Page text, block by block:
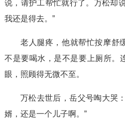
说，请护工帮忙就行了。万松却
我还是得去。”
老人腿疼，他就帮忙按摩舒
不是要喝水，是不是要上厕所。
眼，照顾得无微不至。
万松去世后，岳父号啕大哭
婿，还是一个儿子啊。”